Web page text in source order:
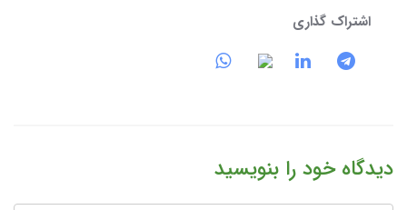
اشتراک گذاری
دیدگاه خود را بنویسید